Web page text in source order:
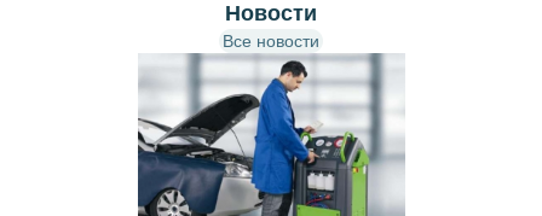
Новости
Все новости